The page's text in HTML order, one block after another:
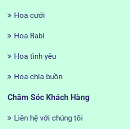
Hoa cưới
Hoa Babi
Hoa tình yêu
Hoa chia buồn
Chăm Sóc Khách Hàng
Liên hệ với chúng tôi